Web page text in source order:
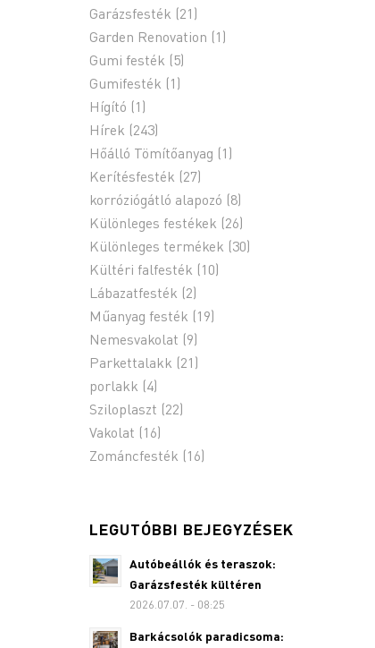
Garázsfesték (21)
Garden Renovation (1)
Gumi festék (5)
Gumifesték (1)
Hígító (1)
Hírek (243)
Hőálló Tömítőanyag (1)
Kerítésfesték (27)
korróziógátló alapozó (8)
Különleges festékek (26)
Különleges termékek (30)
Kültéri falfesték (10)
Lábazatfesték (2)
Műanyag festék (19)
Nemesvakolat (9)
Parkettalakk (21)
porlakk (4)
Sziloplaszt (22)
Vakolat (16)
Zománcfesték (16)
LEGUTÓBBI BEJEGYZÉSEK
Autóbeállók és teraszok:
Garázsfesték kültéren
2026.07.07. - 08:25
Barkácsolók paradicsoma: